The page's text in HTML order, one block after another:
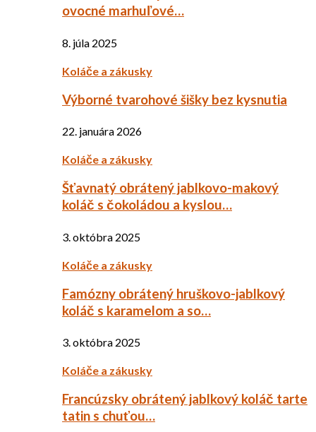
ovocné marhuľové…
8. júla 2025
Koláče a zákusky
Výborné tvarohové šišky bez kysnutia
22. januára 2026
Koláče a zákusky
Šťavnatý obrátený jablkovo-makový
koláč s čokoládou a kyslou…
3. októbra 2025
Koláče a zákusky
Famózny obrátený hruškovo-jablkový
koláč s karamelom a so…
3. októbra 2025
Koláče a zákusky
Francúzsky obrátený jablkový koláč tarte
tatin s chuťou…